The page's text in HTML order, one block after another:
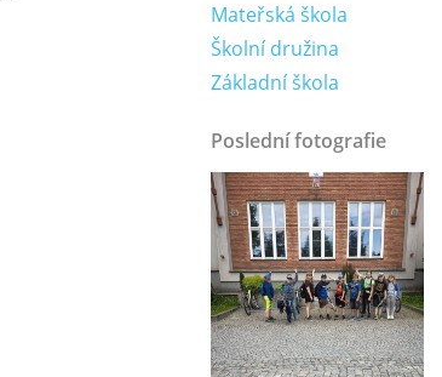
Mateřská škola
Školní družina
Základní škola
Poslední fotografie